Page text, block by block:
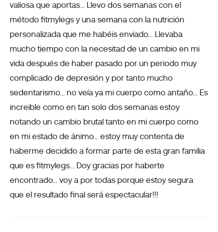
valiosa que aportas… Llevo dos semanas con el
método fitmylegs y una semana con la nutrición
personalizada que me habéis enviado… Llevaba
mucho tiempo con la necesitad de un cambio en mi
vida después de haber pasado por un periodo muy
complicado de depresión y por tanto mucho
sedentarismo… no veía ya mi cuerpo como antaño… Es
increible como en tan solo dos semanas estoy
notando un cambio brutal tanto en mi cuerpo como
en mi estado de ánimo… estoy muy contenta de
haberme decidido a formar parte de esta gran familia
que es fitmylegs… Doy gracias por haberte
encontrado… voy a por todas porque estoy segura
que el resultado final será espectacular!!!